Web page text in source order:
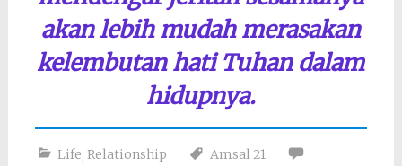
akan lebih mudah merasakan
kelembutan hati Tuhan dalam
hidupnya.
Life, Relationship
Amsal 21